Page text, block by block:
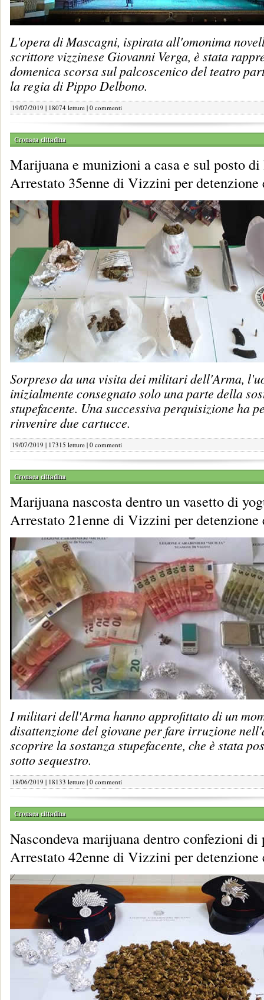
L'opera di Mascagni, ispirata all'omonima
scrittore vizzinese Giovanni Verga, è stata
domenica scorsa sul palcoscenico del teatro
la regia di Pippo Delbono.
19/07/2019 | 18074 letture | 0 commenti
Cronaca cittadina
Marijuana e munizioni a casa e sul posto di
Arrestato 35enne di Vizzini per detenzione
Sorpreso da una visita dei militari dell'Arma,
inizialmente consegnato solo una parte della
stupefacente. Una successiva perquisizione ha
rinvenire due cartucce.
19/07/2019 | 17315 letture | 0 commenti
Cronaca cittadina
Marijuana nascosta dentro un vasetto di
Arrestato 21enne di Vizzini per detenzione
I militari dell'Arma hanno approfittato di un
disattenzione del giovane per fare irruzione
scoprire la sostanza stupefacente, che è stata
sotto sequestro.
18/06/2019 | 18133 letture | 0 commenti
Cronaca cittadina
Nascondeva marijuana dentro confezioni di
Arrestato 42enne di Vizzini per detenzione